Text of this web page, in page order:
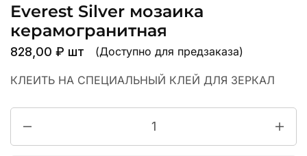
Everest Silver мозаика
керамогранитная
828,00 ₽ шт (Доступно для предзаказа)
КЛЕИТЬ НА СПЕЦИАЛЬНЫЙ КЛЕЙ ДЛЯ ЗЕРКАЛ